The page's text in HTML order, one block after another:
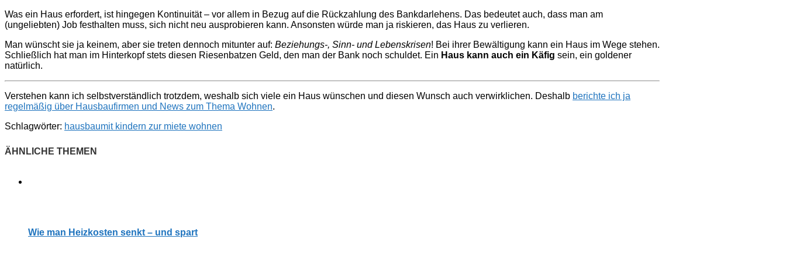
Was ein Haus erfordert, ist hingegen Kontinuität – vor allem in Bezug auf die Rückzahlung des Bankdarlehens. Das bedeutet auch, dass man am
(ungeliebten) Job festhalten muss, sich nicht neu ausprobieren kann. Ansonsten würde man ja riskieren, das Haus zu verlieren.
Man wünscht sie ja keinem, aber sie treten dennoch mitunter auf: Beziehungs-, Sinn- und Lebenskrisen! Bei ihrer Bewältigung kann ein Haus im Wege stehen.
Schließlich hat man im Hinterkopf stets diesen Riesenbatzen Geld, den man der Bank noch schuldet. Ein Haus kann auch ein Käfig sein, ein goldener
natürlich.
Verstehen kann ich selbstverständlich trotzdem, weshalb sich viele ein Haus wünschen und diesen Wunsch auch verwirklichen. Deshalb berichte ich ja
regelmäßig über Hausbaufirmen und News zum Thema Wohnen.
Schlagwörter: hausbaumit kindern zur miete wohnen
Wie man Heizkosten senkt – und spart